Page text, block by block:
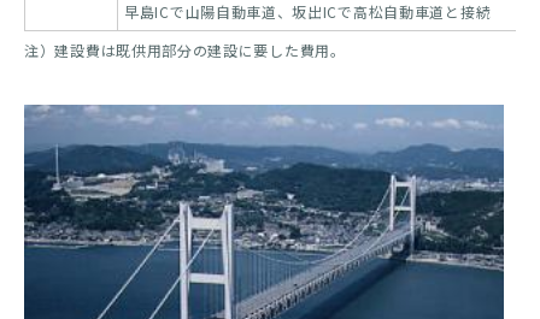
早島ICで山陽自動車道、坂出ICで高松自動車道と接続
注）建設費は既供用部分の建設に要した費用。